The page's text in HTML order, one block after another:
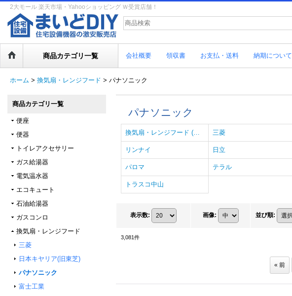
2大モール 楽天市場・Yahooショッピング Ｗ受賞店舗！
商品カテゴリ一覧 会社概要 領収書 お支払・送料 納期について
ホーム > 換気扇・レンジフード > パナソニック
商品カテゴリ一覧
便座
便器
トイレアクセサリー
ガス給湯器
電気温水器
エコキュート
石油給湯器
ガスコンロ
換気扇・レンジフード
三菱
日本キヤリア(旧東芝)
パナソニック
富士工業
パナソニック
換気扇・レンジフード (全商品) 三菱
リンナイ 日立
パロマ テラル
トラスコ中山
表示数: 画像: 並び順:
3,081件
« 前